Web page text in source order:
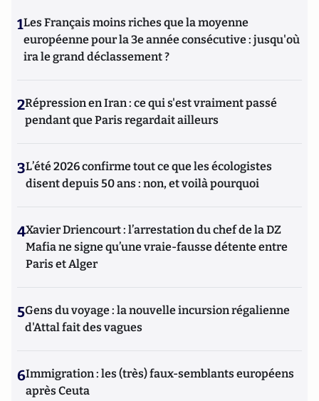
1Les Français moins riches que la moyenne
européenne pour la 3e année consécutive : jusqu'où
ira le grand déclassement ?
2Répression en Iran : ce qui s'est vraiment passé
pendant que Paris regardait ailleurs
3L’été 2026 confirme tout ce que les écologistes
disent depuis 50 ans : non, et voilà pourquoi
4Xavier Driencourt : l’arrestation du chef de la DZ
Mafia ne signe qu’une vraie-fausse détente entre
Paris et Alger
5Gens du voyage : la nouvelle incursion régalienne
d'Attal fait des vagues
6Immigration : les (très) faux-semblants européens
après Ceuta